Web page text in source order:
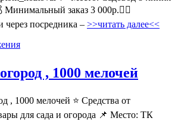
Минимальный заказ 3 000р.🚶‍♀
посредника – >>читать далее<<
, 1000 мелочей
, 1000 мелочей ⭐ Средства от
для сада и огорода 📌 Место: ТК